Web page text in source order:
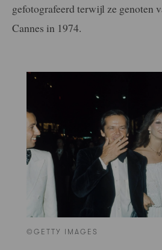
gefotografeerd terwijl ze genoten
Cannes in 1974.
©GETTY IMAGES